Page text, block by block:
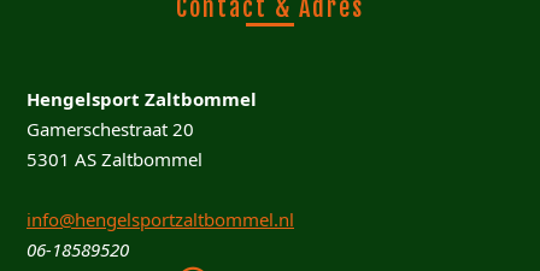
Contact & Adres
Hengelsport Zaltbommel
Gamerschestraat 20
5301 AS Zaltbommel
info@hengelsportzaltbommel.nl
06-18589520